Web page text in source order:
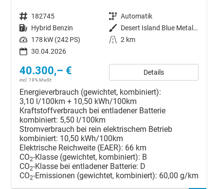
Fahrzeugnr. 182745 Getriebe Automatik
Kraftstoff Hybrid Benzin Außenfarbe
Desert Island Blue Metallic
Leistung 178 kW (242 PS) Kilometerstand 2 km
30.04.2026
40.300,– €
incl. 19% MwSt.
Details
Energieverbrauch (gewichtet, kombiniert):
3,10 l/100km + 10,50 kWh/100km
Kraftstoffverbrauch bei entladener Batterie
kombiniert: 5,50 l/100km
Stromverbrauch bei rein elektrischem Betrieb
kombiniert: 10,50 kWh/100km
Elektrische Reichweite (EAER): 66 km
CO2-Klasse (gewichtet, kombiniert): B
CO2-Klasse bei entladener Batterie: D
CO2-Emissionen (gewichtet, kombiniert): 60,00 g/km